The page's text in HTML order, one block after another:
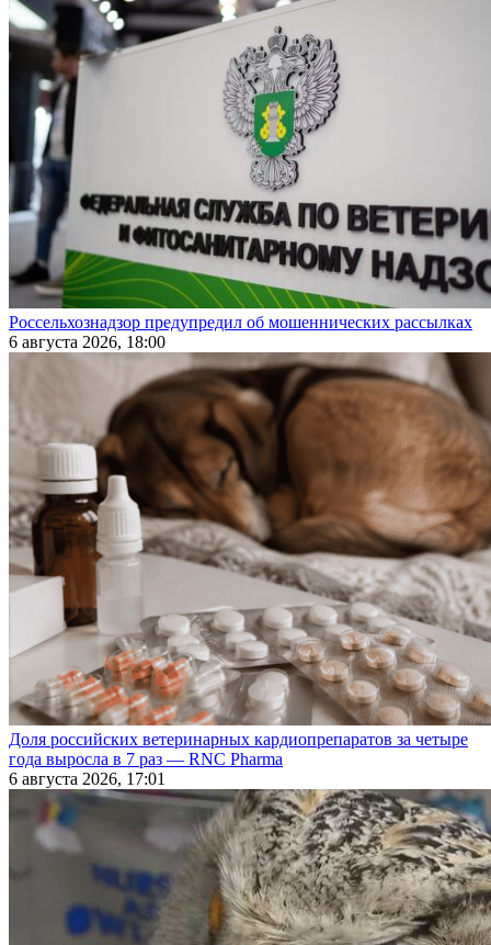
Россельхознадзор предупредил об мошеннических рассылках
6 августа 2026, 18:00
Доля российских ветеринарных кардиопрепаратов за четыре
года выросла в 7 раз — RNC Pharma
6 августа 2026, 17:01